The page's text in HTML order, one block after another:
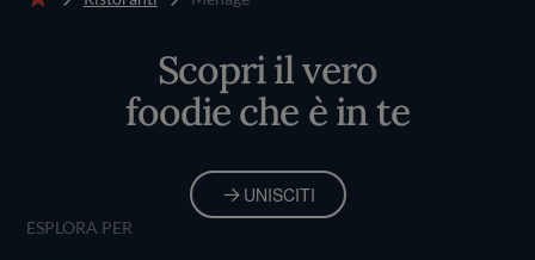
Scopri il vero
foodie che è in te
UNISCITI
ESPLORA PER